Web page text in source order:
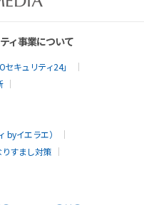
ィ事業について
キュリティ24」
byイエラエ）
りすまし対策